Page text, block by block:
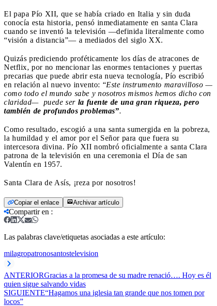
El papa Pío XII, que se había criado en Italia y sin duda
conocía esta historia, pensó inmediatamente en santa Clara
cuando se inventó la televisión —definida literalmente como
“visión a distancia”— a mediados del siglo XX.
Quizás prediciendo proféticamente los días de atracones de
Netflix, por no mencionar las enormes tentaciones y puertas
precarias que puede abrir esta nueva tecnología, Pío escribió
en relación al nuevo invento: “Este instrumento maravilloso —
como todo el mundo sabe y nosotros mismos hemos dicho con
claridad— puede ser la fuente de una gran riqueza, pero
también de profundos problemas”.
Como resultado, escogió a una santa sumergida en la pobreza,
la humildad y el amor por el Señor para que fuera su
intercesora divina. Pío XII nombró oficialmente a santa Clara
patrona de la televisión en una ceremonia el Día de san
Valentín en 1957.
Santa Clara de Asís, ¡reza por nosotros!
Copiar el enlace Archivar artículo
Compartir en :
Las palabras clave/etiquetas asociadas a este artículo:
milagropatronosantostelevision
ANTERIORGracias a la promesa de su madre renació…. Hoy es él
quien sigue salvando vidas
SIGUIENTE“Hagamos una iglesia tan grande que nos tomen por
locos”